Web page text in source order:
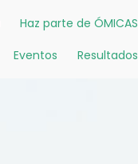
Haz parte de ÓMICAS
Eventos Resultados